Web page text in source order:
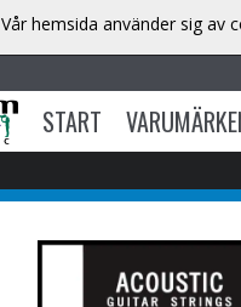
START
Vår hemsida använder sig av